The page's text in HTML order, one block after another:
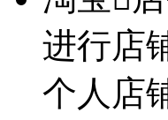
进行店
个人店